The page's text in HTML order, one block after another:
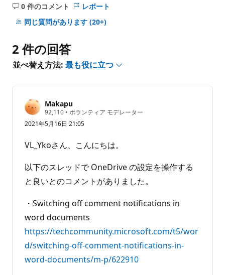
0 件のコメント
コ
メ
は
あ
ま
ん
レポート
同じ質問があります (20+)
2 件の回答
並べ替え方法: 最も役に立つ
Makapu
92,110 評
価
の
ン
• ボランティア モデレーター
2021年5月16日 21:05
VL_Ykoさん、こんにちは。
以下のスレッドで OneDrive の設定を操作する
と良いとのコメントがありました。
・Switching off comment notifications in
word documents
https://techcommunity.microsoft.com/t5/wor
d/switching-off-comment-notifications-in-
word-documents/m-p/622910